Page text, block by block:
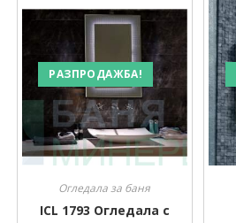
РАЗПРОДАЖБА!
Огледала за баня
ICL 1793 Огледала с